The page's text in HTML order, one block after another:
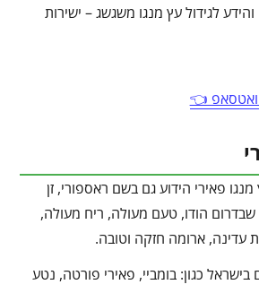
לגידול עץ מנגו משגשג – ישירות
👈
מנגו פאירי הידוע גם בשם ראספורי, זן
שבדרום הודו, טעם מעולה, ריח מעולה,
עדינה, ארומה חזקה וטובה.
בישראל כגון: בומביי, פאירי פורטה, נטע